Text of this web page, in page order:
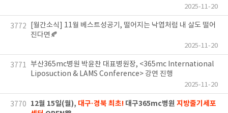
2025-11-20
3772
[월간소식] 11월 베스트성공기, 떨어지는 낙엽처럼 내 살도 떨어
진다면🍂
2025-11-20
3771 부산365mc병원 박윤찬 대표병원장, <365mc International
Liposuction & LAMS Conference> 강연 진행
2025-11-20
3770 12월 15일(월), 대구·경북 최초! 대구365mc병원 지방줄기세포